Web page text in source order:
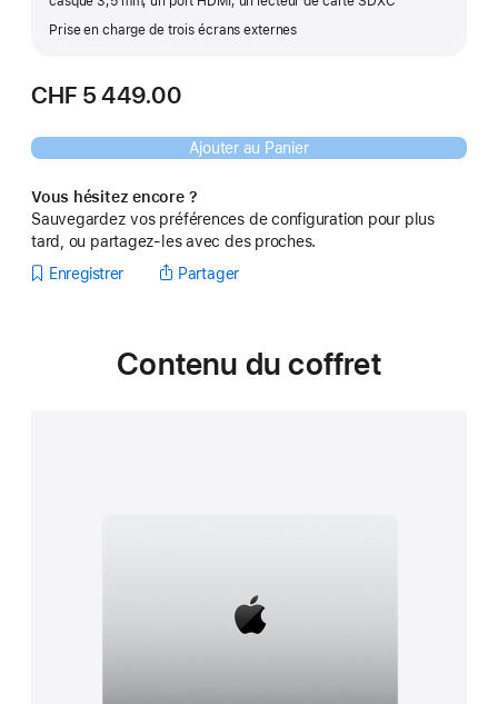
Prise en charge de trois écrans externes
CHF 5 449.00
Ajouter au Panier
Vous hésitez encore ?
Sauvegardez vos préférences de configuration pour plus
tard, ou partagez-les avec des proches.
Enregistrer
Partager
Contenu du coffret